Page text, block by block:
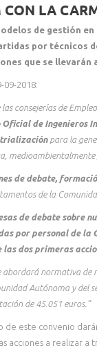
LA
de gestión
por técnicos
que se
2018:
las consejerías de
Oficial de Ingenieros
para la
medioambientalmente
de debate,
de la
de debate sobre
por personal de la
dos primeras
abordará normativa
Autónoma y del
de 45.051 euros.”
de este convenio
acciones a realizar